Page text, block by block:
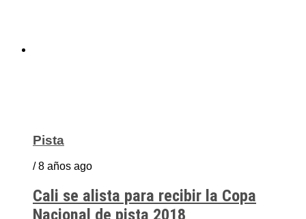
Pista
/ 8 años ago
Cali se alista para recibir la Copa
Nacional de pista 2018